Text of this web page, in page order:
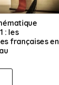
: les
françaises en